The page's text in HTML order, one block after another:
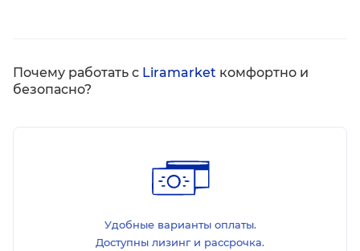
Почему работать с Liramarket комфортно и
безопасно?
Удобные варианты оплаты.
Доступны лизинг и рассрочка.